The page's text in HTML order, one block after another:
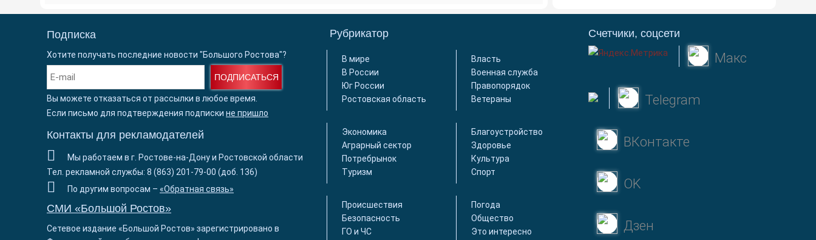
Подписка
Хотите получать последние новости "Большого Ростова"?
ПОДПИСАТЬСЯ
Вы можете отказаться от рассылки в любое время.
Если письмо для подтверждения подписки не пришло
Контакты для рекламодателей
Мы работаем в г. Ростове-на-Дону и Ростовской области
Тел. рекламной службы: 8 (863) 201-79-00 (доб. 136)
По другим вопросам – «Обратная связь»
СМИ «Большой Ростов»
Сетевое издание «Большой Ростов» зарегистрировано в
Рубрикатор
В мире
В России
Юг России
Ростовская область
Власть
Военная служба
Правопорядок
Ветераны
Экономика
Аграрный сектор
Потребрынок
Туризм
Благоустройство
Здоровье
Культура
Спорт
Происшествия
Безопасность
ГО и ЧС
Погода
Общество
Это интересно
Счетчики, соцсети
Макс
Telegram
ВКонтакте
OK
Дзен